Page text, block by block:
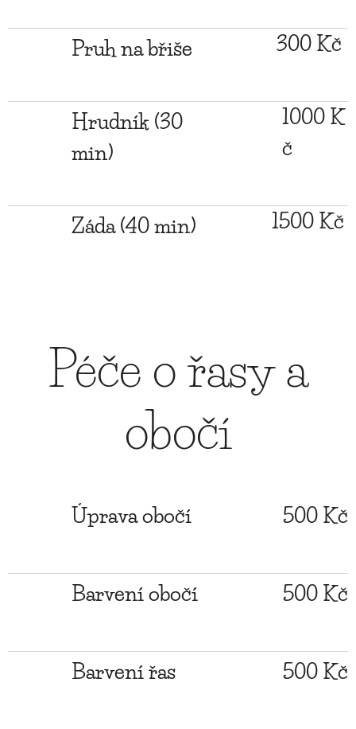
Pruh na břiše 300 Kč
Hrudník (30
min)
1000 K
č
Záda (40 min) 1500 Kč
Péče o řasy a
obočí
Úprava obočí 500 Kč
Barvení obočí 500 Kč
Barvení řas 500 Kč